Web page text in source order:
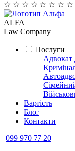
☆ ☆ ☆ ☆ ☆ ☆ ☆ ☆
ALFA
Law Company
Послуги
Адвокат
Вартість
Блог
Контакти
099 970 77 20